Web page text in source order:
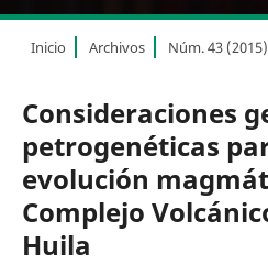
Inicio Archivos Núm. 43 (2015)
Consideraciones
petrogenéticas
evolución
Complejo
Huila